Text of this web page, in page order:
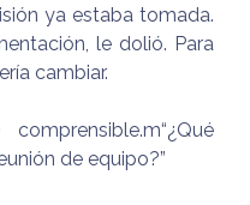
ya estaba tomada.
le dolió. Para
cambiar.
de equipo?”